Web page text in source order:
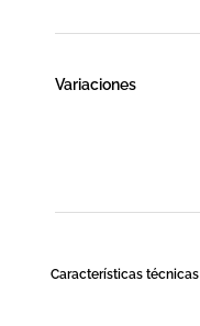
Variaciones
Características técnicas